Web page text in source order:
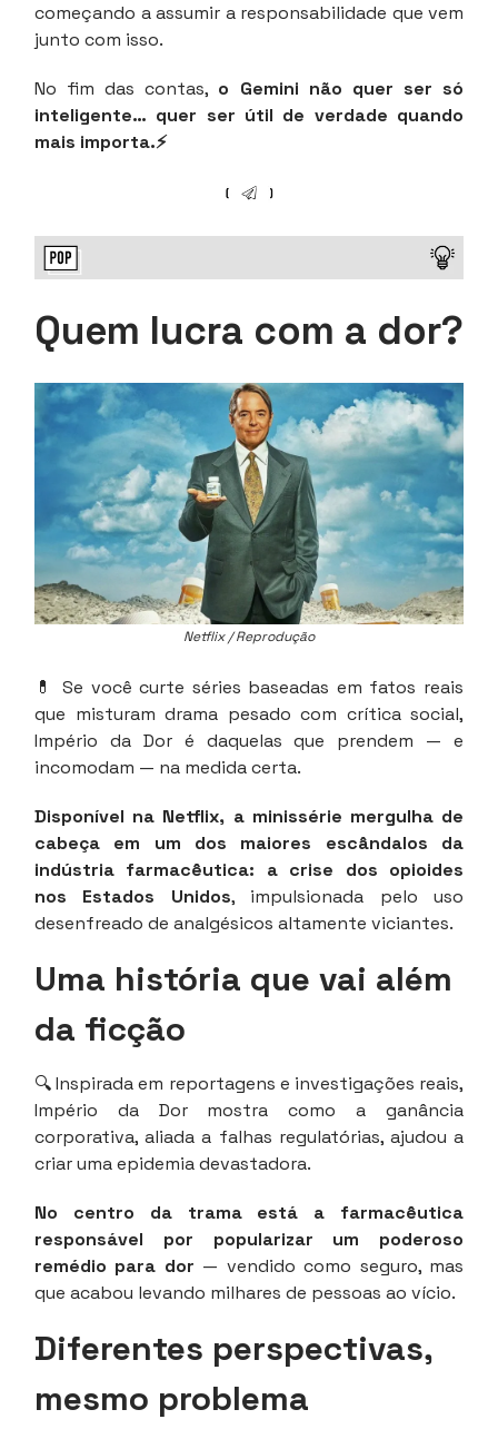
começando a assumir a responsabilidade que vem
junto com isso.
No fim das contas, o Gemini não quer ser só
inteligente… quer ser útil de verdade quando
mais importa.⚡
Quem lucra com a dor?
Netflix / Reprodução
💊 Se você curte séries baseadas em fatos reais
que misturam drama pesado com crítica social,
Império da Dor é daquelas que prendem — e
incomodam — na medida certa.
Disponível na Netflix, a minissérie mergulha de
cabeça em um dos maiores escândalos da
indústria farmacêutica: a crise dos opioides
nos Estados Unidos, impulsionada pelo uso
desenfreado de analgésicos altamente viciantes.
Uma história que vai além
da ficção
🔍 Inspirada em reportagens e investigações reais,
Império da Dor mostra como a ganância
corporativa, aliada a falhas regulatórias, ajudou a
criar uma epidemia devastadora.
No centro da trama está a farmacêutica
responsável por popularizar um poderoso
remédio para dor — vendido como seguro, mas
que acabou levando milhares de pessoas ao vício.
Diferentes perspectivas,
mesmo problema